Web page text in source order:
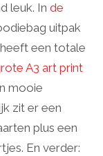
leuk. In de
uitpak
een totale
A3 art print
mooie
zit er een
plus een
En verder: